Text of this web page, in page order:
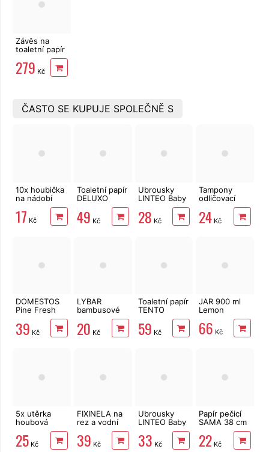
Závěs na
toaletní papír
279 Kč
ČASTO SE KUPUJE SPOLEČNĚ S
10x houbička
na nádobí
17 Kč
Toaletní papír
DELUXO
3vrstvý 8 rolí,
132 m
49 Kč
Ubrousky
LINTEO Baby
lékařský 72
ks
28 Kč
Tampony
odličovací
LINTEO 120
ks
24 Kč
DOMESTOS
Pine Fresh
39 Kč
LYBAR
bambusové
tyčinky 200
ks
20 Kč
Toaletní papír
TENTO
3vrstvý 8 rolí,
144 m
59 Kč
JAR 900 ml
Lemon
66 Kč
5x utěrka
houbová
16x18 cm
25 Kč
FIXINELA na
rez a vodní
kámen 500
ml
39 Kč
Ubrousky
LINTEO Baby
Aloe Vera 80
ks
33 Kč
Papír pečicí
SAMA 38 cm
x 8 m v boxu
22 Kč